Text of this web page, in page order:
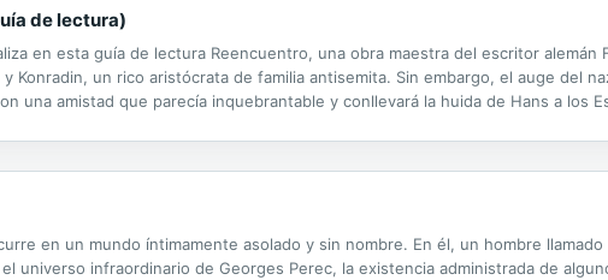
de lectura)
en esta guía de lectura Reencuentro, una obra maestra del escritor alemán
Konradin, un rico aristócrata de familia antisemita. Sin embargo, el auge del
una amistad que parecía inquebrantable y conllevará la huida de Hans a los
en un mundo íntimamente asolado y sin nombre. En él, un hombre
universo infraordinario de Georges Perec, la existencia administrada de